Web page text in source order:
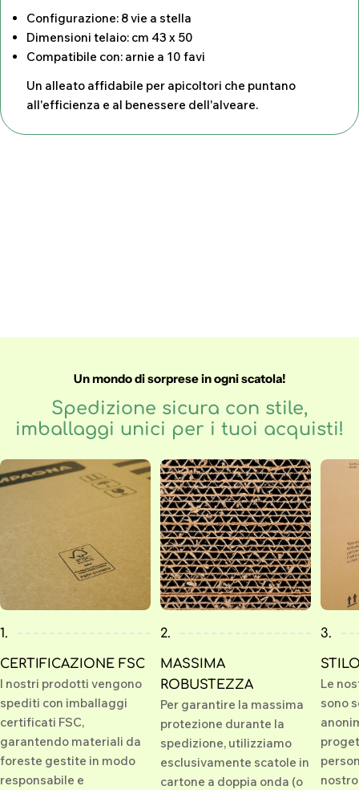
Configurazione: 8 vie a stella
Dimensioni telaio: cm 43 x 50
Compatibile con: arnie a 10 favi
Un alleato affidabile per apicoltori che puntano
all'efficienza e al benessere dell'alveare.
Un mondo di sorprese in ogni scatola!
Spedizione sicura con stile,
imballaggi unici per i tuoi acquisti!
1.
CERTIFICAZIONE FSC
I nostri prodotti vengono
spediti con imballaggi
certificati FSC,
garantendo materiali da
foreste gestite in modo
responsabile e
2.
MASSIMA
ROBUSTEZZA
Per garantire la massima
protezione durante la
spedizione, utilizziamo
esclusivamente scatole in
cartone a doppia onda (o
3.
Le
sono